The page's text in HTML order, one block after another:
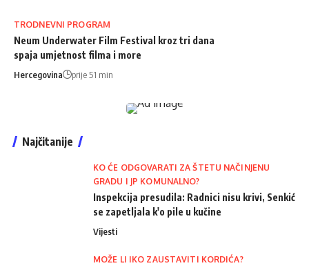
TRODNEVNI PROGRAM
Neum Underwater Film Festival kroz tri dana
spaja umjetnost filma i more
Hercegovina prije 51 min
Najčitanije
KO ĆE ODGOVARATI ZA ŠTETU NAČINJENU
GRADU I JP KOMUNALNO?
Inspekcija presudila: Radnici nisu krivi, Senkić
se zapetljala k'o pile u kučine
Vijesti
MOŽE LI IKO ZAUSTAVITI KORDIĆA?